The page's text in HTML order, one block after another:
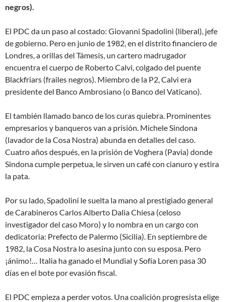
negros).
El PDC da un paso al costado: Giovanni Spadolini (liberal), jefe
de gobierno. Pero en junio de 1982, en el distrito financiero de
Londres, a orillas del Támesis, un cartero madrugador
encuentra el cuerpo de Roberto Calvi, colgado del puente
Blackfriars (frailes negros). Miembro de la P2, Calvi era
presidente del Banco Ambrosiano (o Banco del Vaticano).
El también llamado banco de los curasquiebra. Prominentes
empresarios y banqueros van a prisión. Michele Sindona
(lavador de la Cosa Nostra) abunda en detalles del caso.
Cuatro años después, en la prisión de Voghera (Pavia) donde
Sindona cumple perpetua, le sirven un café con cianuro y estira
la pata.
Por su lado, Spadolini le suelta la mano al prestigiado general
de Carabineros Carlos Alberto Dalia Chiesa (celoso
investigador del caso Moro) y lo nombra en un cargo con
dedicatoria: Prefecto de Palermo (Sicilia). En septiembre de
1982, la Cosa Nostra lo asesina junto con su esposa. Pero
¡ánimo!… Italia ha ganado el Mundial y Sofía Loren pasa 30
días en el bote por evasión fiscal.
El PDC empieza a perder votos. Una coalición progresista elige